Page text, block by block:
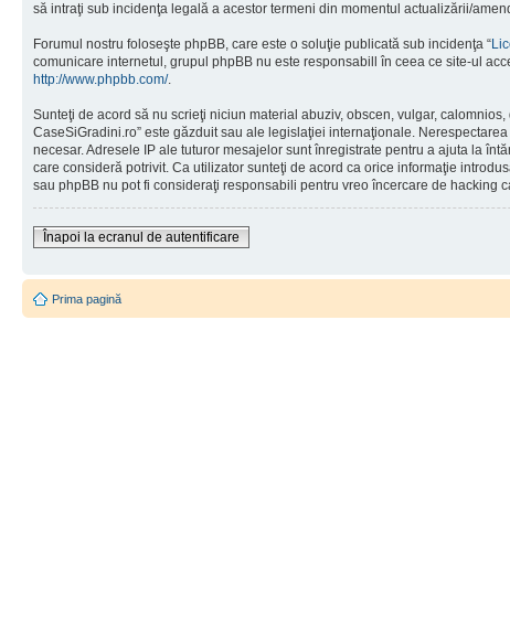
să intraţi sub incidenţa legală a acestor termeni din momentul actualizării/
Forumul nostru foloseşte phpBB, care este o soluţie publicată sub incidenţa “
comunicare internetul, grupul phpBB nu este responsabill în ceea ce site-ul
http://www.phpbb.com/.
Sunteţi de acord să nu scrieţi niciun material abuziv, obscen, vulgar,
CaseSiGradini.ro” este găzduit sau ale legislaţiei internaţionale.
necesar. Adresele IP ale tuturor mesajelor sunt înregistrate pentru a ajuta la
care consideră potrivit. Ca utilizator sunteţi de acord ca orice informaţie
sau phpBB nu pot fi consideraţi responsabili pentru vreo încercare de hacking
Înapoi la ecranul de autentificare
Prima pagină